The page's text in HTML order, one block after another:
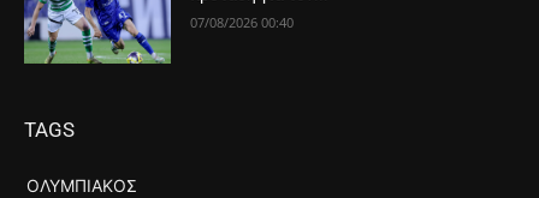
07/08/2026 00:40
TAGS
ΟΛΥΜΠΙΑΚΌΣ